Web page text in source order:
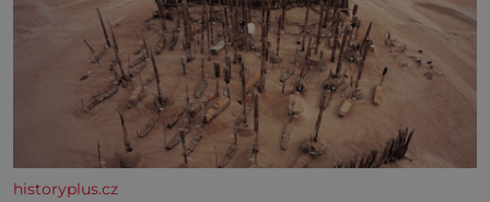
historyplus.cz